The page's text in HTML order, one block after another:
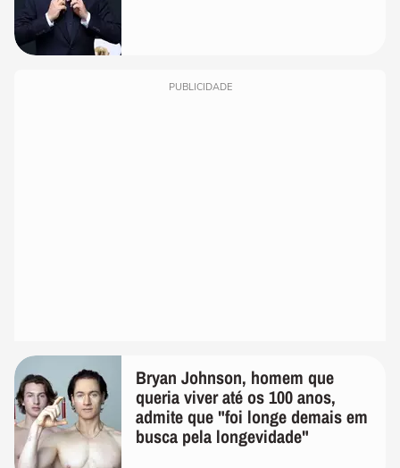
PUBLICIDADE
Bryan Johnson, homem que
queria viver até os 100 anos,
admite que "foi longe demais em
busca pela longevidade"